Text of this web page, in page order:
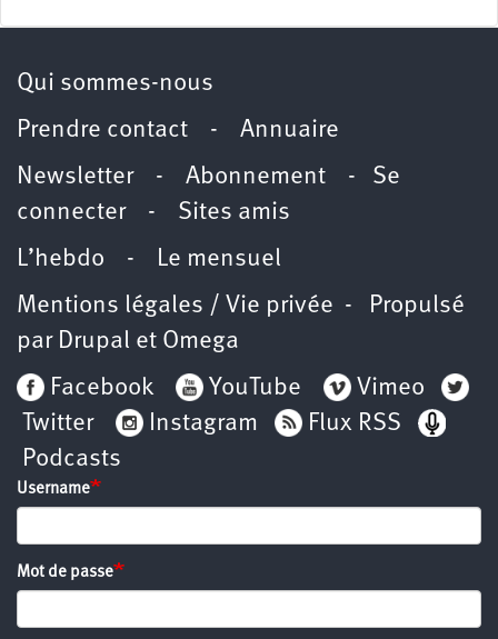
Qui sommes-nous
Prendre contact - Annuaire
Newsletter - Abonnement - Se
connecter- Sites amis
L’hebdo -
Le mensuel
Mentions légales / Vie privée - Propulsé
par Drupal et Omega
Facebook
YouTube
Vimeo
Twitter
Instagram
Flux RSS
Podcasts
Username
Mot de passe